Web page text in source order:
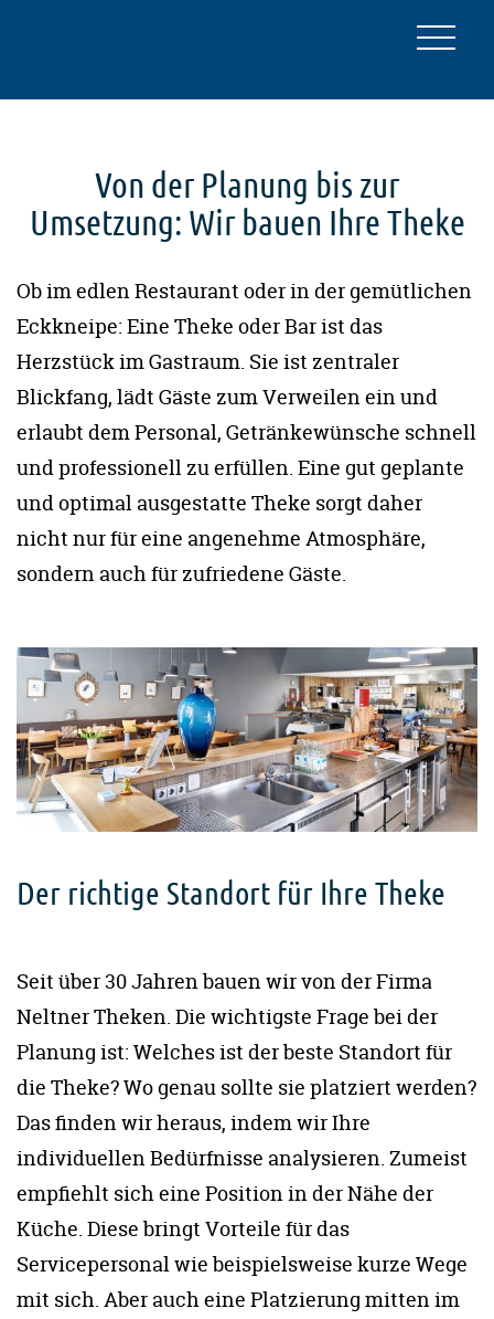
Von der Planung bis zur
Umsetzung: Wir bauen Ihre Theke
Ob im edlen Restaurant oder in der gemütlichen
Eckkneipe: Eine Theke oder Bar ist das
Herzstück im Gastraum. Sie ist zentraler
Blickfang, lädt Gäste zum Verweilen ein und
erlaubt dem Personal, Getränkewünsche schnell
und professionell zu erfüllen. Eine gut geplante
und optimal ausgestatte Theke sorgt daher
nicht nur für eine angenehme Atmosphäre,
sondern auch für zufriedene Gäste.
Der richtige Standort für Ihre Theke
Seit über 30 Jahren bauen wir von der Firma
Neltner Theken. Die wichtigste Frage bei der
Planung ist: Welches ist der beste Standort für
die Theke? Wo genau sollte sie platziert werden?
Das finden wir heraus, indem wir Ihre
individuellen Bedürfnisse analysieren. Zumeist
empfiehlt sich eine Position in der Nähe der
Küche. Diese bringt Vorteile für das
Servicepersonal wie beispielsweise kurze Wege
mit sich. Aber auch eine Platzierung mitten im